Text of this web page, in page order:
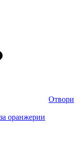
Отвори
оранжерии